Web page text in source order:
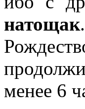
натощак
менее 6